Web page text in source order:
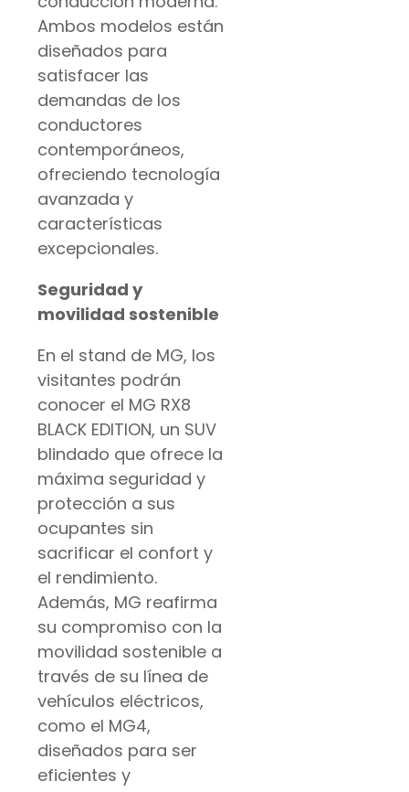
Ambos modelos están
diseñados para
satisfacer las
demandas de los
conductores
contemporáneos,
ofreciendo tecnología
avanzada y
características
excepcionales.
Seguridad y
movilidad sostenible
En el stand de MG, los
visitantes podrán
conocer el MG RX8
BLACK EDITION, un SUV
blindado que ofrece la
máxima seguridad y
protección a sus
ocupantes sin
sacrificar el confort y
el rendimiento.
Además, MG reafirma
su compromiso con la
movilidad sostenible a
través de su línea de
vehículos eléctricos,
como el MG4,
diseñados para ser
eficientes y